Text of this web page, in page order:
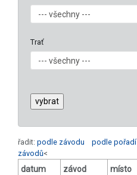
Trať
řadit: podle závodu podle pořadí
závodů<
datum závod místo